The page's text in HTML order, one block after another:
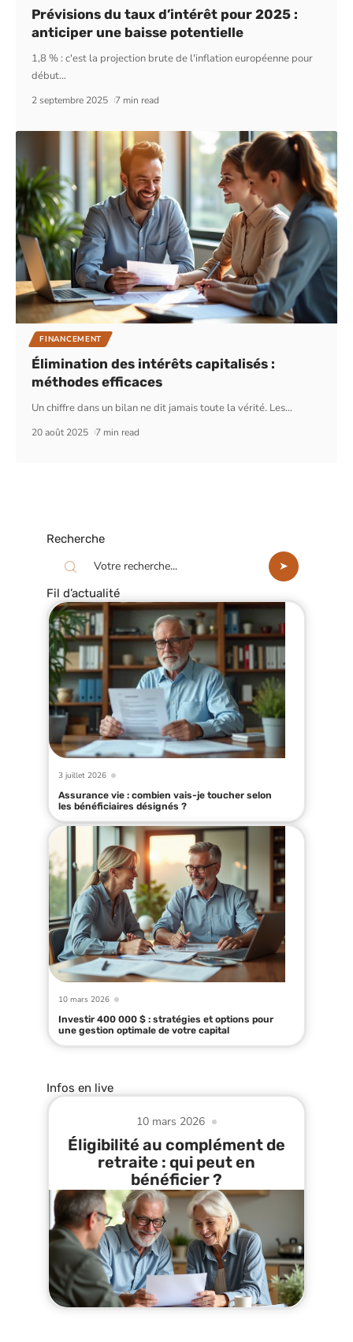
Prévisions du taux d’intérêt pour 2025 :
anticiper une baisse potentielle
1,8 % : c'est la projection brute de l'inflation européenne pour
début…
2 septembre 2025 7 min read
FINANCEMENT
Élimination des intérêts capitalisés :
méthodes efficaces
Un chiffre dans un bilan ne dit jamais toute la vérité. Les…
20 août 2025 7 min read
Recherche
Fil d’actualité
3 juillet 2026
Assurance vie : combien vais-je toucher selon
les bénéficiaires désignés ?
10 mars 2026
Investir 400 000 $ : stratégies et options pour
une gestion optimale de votre capital
Infos en live
10 mars 2026
Éligibilité au complément de
retraite : qui peut en
bénéficier ?